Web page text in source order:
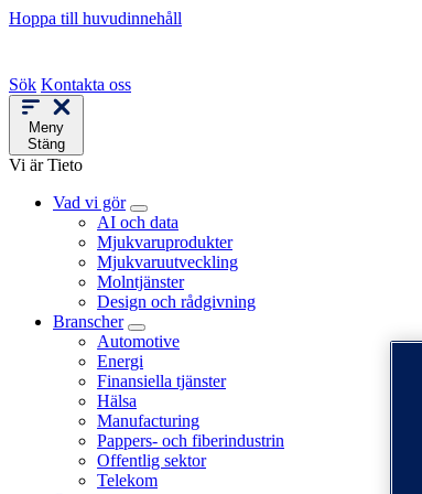
Hoppa till huvudinnehåll
Sök Kontakta oss
Meny
Stäng
Vi är Tieto
Vad vi gör
AI och data
Mjukvaruprodukter
Mjukvaruutveckling
Molntjänster
Design och rådgivning
Branscher
Automotive
Energi
Finansiella tjänster
Hälsa
Manufacturing
Pappers- och fiberindustrin
Offentlig sektor
Telekom